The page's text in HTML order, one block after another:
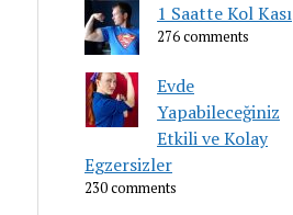
1 Saatte Kol Kası
276 comments
Evde
Yapabileceğiniz
Etkili ve Kolay
Egzersizler
230 comments